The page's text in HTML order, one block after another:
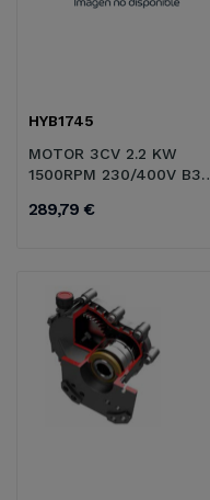
HYB1745
MOTOR 3CV 2.2 KW
1500RPM 230/400V B34
289,79 €